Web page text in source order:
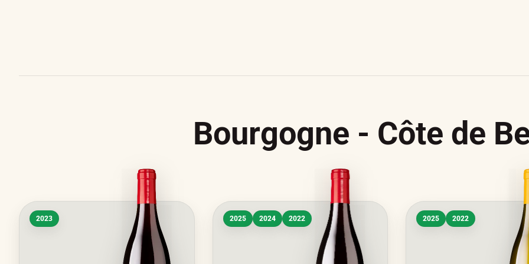
Bourgogne - Côte de
2023 2025 2024 2022 2025 2022